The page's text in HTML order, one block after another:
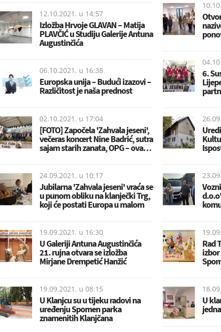
12.10.2021. u 14:57
Izložba Hrvoje GLAVAN – Matija
PLAVČIĆ u Studiju Galerije Antuna
Augustinčića
06.10.2021. u 16:38
Europska unija – Budući izazovi –
Različitost je naša prednost
02.10.2021. u 17:04
[FOTO] Započela 'Zahvala jeseni',
večeras koncert Nine Badrić, sutra
sajam starih zanata, OPG – ova…
24.09.2021. u 10:17
Jubilarna 'Zahvala jeseni' vraća se
u punom obliku na klanječki Trg,
koji će postati Europa u malom
19.09.2021. u 16:30
U Galeriji Antuna Augustinčića
21. rujna otvara se izložba
Mirjane Drempetić Hanžić
19.09.2021. u 08:15
U Klanjcu su u tijeku radovi na
uređenju Spomen parka
znamenitih Klanjčana
6.
Rad
U